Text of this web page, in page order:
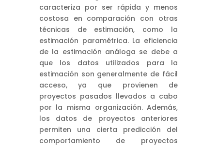
caracteriza por ser rápida y menos
costosa en comparación con otras
técnicas de estimación, como la
estimación paramétrica. La eficiencia
de la estimación análoga se debe a
que los datos utilizados para la
estimación son generalmente de fácil
acceso, ya que provienen de
proyectos pasados llevados a cabo
por la misma organización. Además,
los datos de proyectos anteriores
permiten una cierta predicción del
comportamiento de proyectos